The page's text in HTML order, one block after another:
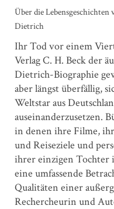
Über die
Dietrich
Ihr Tod vor einem
Verlag C. H. Beck der
Dietrich-Biographie
aber längst überfällig,
Weltstar aus
auseinanderzusetzen.
in denen ihre Filme,
und Reiseziele und
ihrer einzigen Tochter
eine umfassende
Qualitäten einer
Rechercheurin und